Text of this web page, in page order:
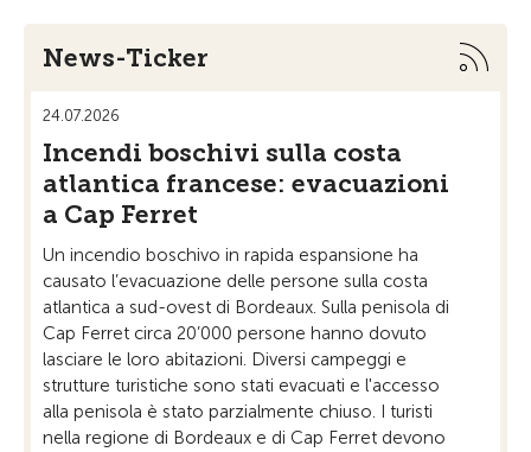
News-Ticker
24.07.2026
Incendi boschivi sulla costa
atlantica francese: evacuazioni
a Cap Ferret
Un incendio boschivo in rapida espansione ha
causato l’evacuazione delle persone sulla costa
atlantica a sud-ovest di Bordeaux. Sulla penisola di
Cap Ferret circa 20’000 persone hanno dovuto
lasciare le loro abitazioni. Diversi campeggi e
strutture turistiche sono stati evacuati e l'accesso
alla penisola è stato parzialmente chiuso. I turisti
nella regione di Bordeaux e di Cap Ferret devono